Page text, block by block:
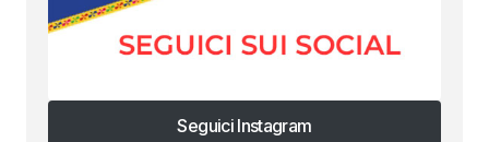
Seguici Instagram